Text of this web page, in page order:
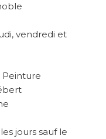
vendredi et
Peinture
jours sauf le